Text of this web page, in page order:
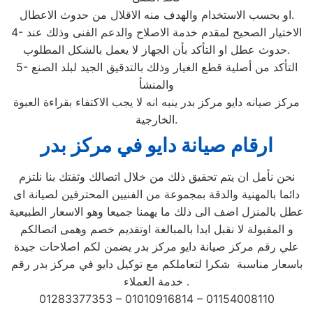
او بحسب الاستخدام والهدف منه الاقلال من حدوث الاعطال.
4- الاختيار الصحيح لمقدم خدمة الاصلاح والدعم الفنى وذلك عند
حدوث عطل او التأكد بأن الجهاز لا يعمل بالشكل المطلوب.
5- التأكد من أصلية قطع الغيار وذلك بالتدقيق الجيد لبلد الصنع
والمنشأ
مركز صيانه دايو مركز بدر ينبه انه لا يجب الاكتفاء بقراءة العبوة
الخارجية.
ارقام صيانة دايو في مركز بدر
نحن نأمل ان يتم تحقيق ذلك من خلال اتصالك وثقتك بنا نلتزم
دائما بالمهنية والدقة بمجموعة من الفنيين المحترفين لصيانة اى
عطل بالمنزل اضف الى ذلك ما يهمنا جميعا وهو الاسعار الطبيعية
و المقبولة لا نقبل ابدا بالمبالغة اوتقديم خصم وهمى اتصالكم
علي رقم مركز صيانة دايو مركز بدر يضمن لكم اصلاحات جيدة
باسعار مناسبة شكرا لتعاملكم مع توكيل دايو في مركز بدر رقم
خدمة العملاء .
01283377353 – 01010916814 – 01154008110